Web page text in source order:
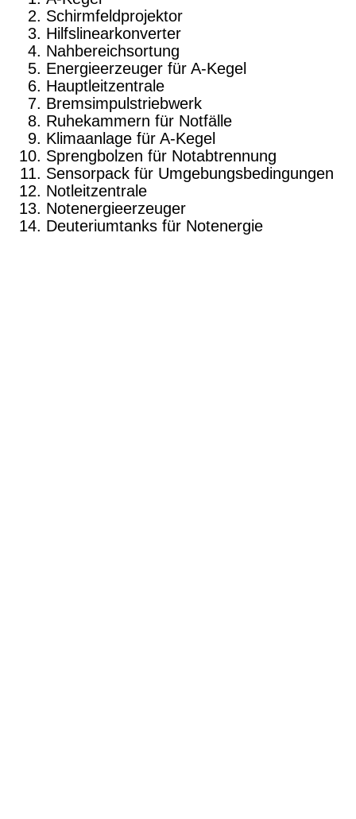
Schirmfeldprojektor
Hilfslinearkonverter
Nahbereichsortung
Energieerzeuger für A-Kegel
Hauptleitzentrale
Bremsimpulstriebwerk
Ruhekammern für Notfälle
Klimaanlage für A-Kegel
Sprengbolzen für Notabtrennung
Sensorpack für Umgebungsbedingungen
Notleitzentrale
Notenergieerzeuger
Deuteriumtanks für Notenergie